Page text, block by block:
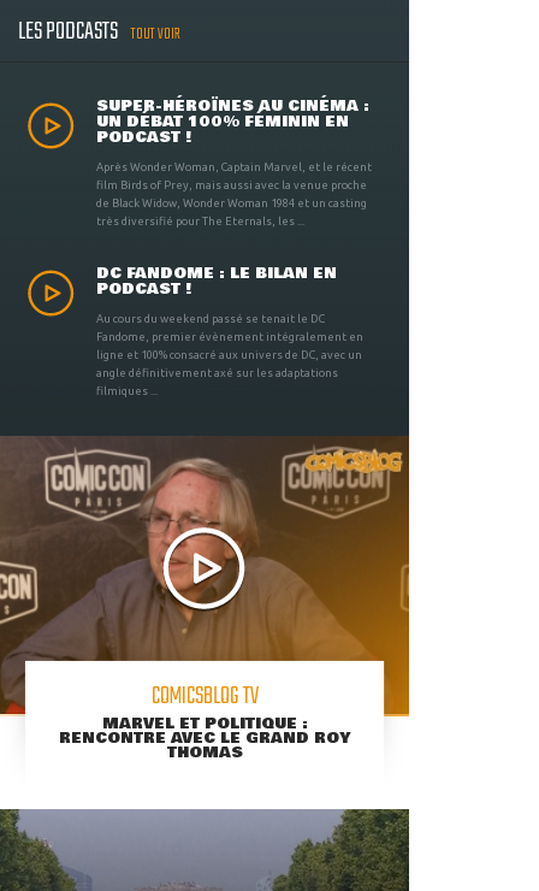
LES PODCASTS TOUT VOIR
SUPER-HÉROÏNES AU CINÉMA :
UN DÉBAT 100% FÉMININ EN
PODCAST !
Après Wonder Woman, Captain Marvel, et le récent
film Birds of Prey, mais aussi avec la venue proche
de Black Widow, Wonder Woman 1984 et un casting
très diversifié pour The Eternals, les ...
DC FANDOME : LE BILAN EN
PODCAST !
Au cours du weekend passé se tenait le DC
Fandome, premier évènement intégralement en
ligne et 100% consacré aux univers de DC, avec un
angle définitivement axé sur les adaptations
filmiques ...
COMICSBLOG TV
MARVEL ET POLITIQUE :
RENCONTRE AVEC LE GRAND ROY
THOMAS